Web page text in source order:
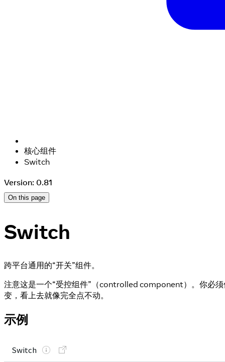
核心组件
Switch
Version: 0.81
On this page
Switch
跨平台通用的“开关”组件。
注意这是一个“受控组件”（controlled component）。你必
变，看上去就像完全点不动。
示例